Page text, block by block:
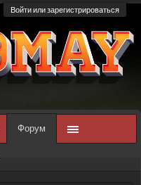
Войти или зарегистрироваться
Форум